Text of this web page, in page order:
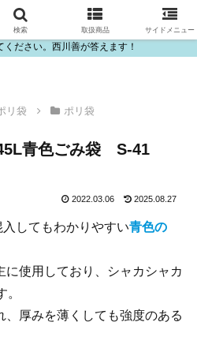
ク製品の卸販売は西川善
ください。西川善が答えます！
リ袋 ポリ袋
青色ごみ袋 S-41
2022.03.06 2025.08.27
してもわかりやすい青色の
に使用しており、シャカシャカ
。
、厚みを薄くしても強度のある
検索 取扱商品 サイドメニュー